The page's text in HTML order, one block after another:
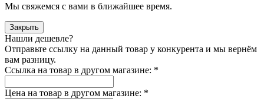
Мы свяжемся с вами в ближайшее время.
Закрыть
Нашли дешевле?
Отправьте ссылку на данный товар у конкурента и мы вернём
вам разницу.
Ссылка на товар в другом магазине: *
Цена на товар в другом магазине: *